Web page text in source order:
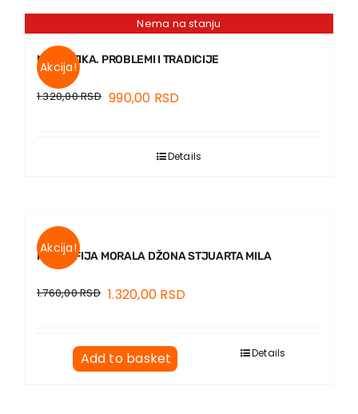
Nema na stanju
Akcija!
METAETIKA. PROBLEMI I TRADICIJE
1.320,00RSD 990,00 RSD
Details
Akcija!
FILOZOFIJA MORALA DŽONA STJUARTA MILA
1.760,00RSD 1.320,00 RSD
Add to basket Details